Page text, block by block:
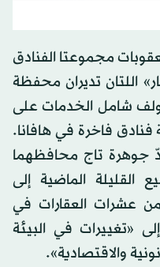
مجموعتا الفنادق
اللتان تديران محفظة
غولف شامل الخدمات على
فنادق فاخرة في هافانا.
جوهرة تاج محافظهما
القليلة الماضية إلى
عشرات العقارات في
«تغييرات في البيئة
والاقتصادية».